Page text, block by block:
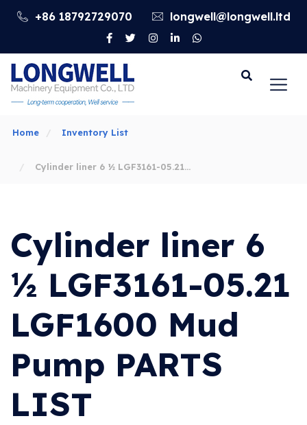
+86 18792729070 longwell@longwell.ltd
Go
Home Inventory List
Cylinder liner 6 ½ LGF3161-05.21
Cylinder liner 6
½ LGF3161-05.21
LGF1600 Mud
Pump PARTS
LIST